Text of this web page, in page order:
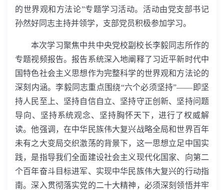
的世界观和方法论”专题学习活动。活动由党支部书记
孙然好同志主持并领学，支部党员积极参加学习。
本次学习聚焦中共中央党校副校长李毅同志所作的
专题视频报告。报告系统深入地阐释了习近平新时代中
国特色社会主义思想作为完整科学的世界观和方法论的
深刻内涵。李毅同志重点围绕“六个必须坚持”——即坚
持人民至上、坚持自信自立、坚持守正创新、坚持问题
导向、坚持系统观念、坚持胸怀天下，进行了权威解
读。他强调，在中华民族伟大复兴战略全局和世界百年
未有之大变局交织激荡的背景下，这一思想立足中国实
践，是指导我们全面建设社会主义现代化国家、向第二
个百年奋斗目标进军、实现中华民族伟大复兴的行动指
南。深入贯彻落实党的二十大精神，必须深刻领悟并牢